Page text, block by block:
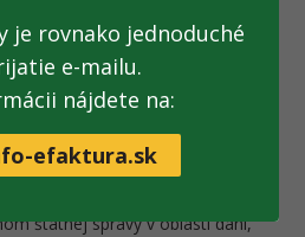
na stiahnutie
štátnej správy v oblasti daní,
je rovnako jednoduché
e-mailu.
nájdete na:
efaktura.sk